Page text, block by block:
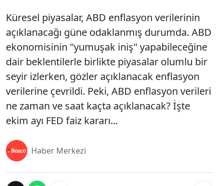
Küresel piyasalar, ABD enflasyon verilerinin
açıklanacağı güne odaklanmış durumda. ABD
ekonomisinin "yumuşak iniş" yapabileceğine
dair beklentilerle birlikte piyasalar olumlu bir
seyir izlerken, gözler açıklanacak enflasyon
verilerine çevrildi. Peki, ABD enflasyon verileri
ne zaman ve saat kaçta açıklanacak? İşte
ekim ayı FED faiz kararı...
Haber Merkezi